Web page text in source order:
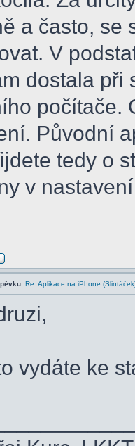
a často, se
V
dostala při
počítače.
Původní
tedy o
v
Re: Aplikace na iPhone
vydáte ke